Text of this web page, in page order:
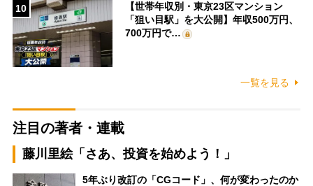
10
【世帯年収別・東京23区マンション
「狙い目駅」を大公開】年収500万円、
700万円で…
一覧を見る
注目の著者・連載
藤川里絵「さあ、投資を始めよう！」
5年ぶり改訂の「CGコード」、何が変わったのか